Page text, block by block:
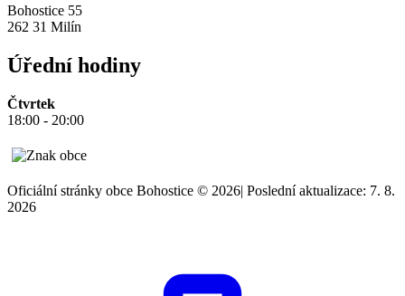
Bohostice 55
262 31 Milín
Úřední hodiny
Čtvrtek
18:00 - 20:00
Oficiální stránky obce Bohostice © 2026| Poslední aktualizace: 7. 8.
2026